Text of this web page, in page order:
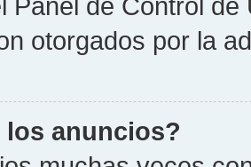
otorgados por la
los anuncios?